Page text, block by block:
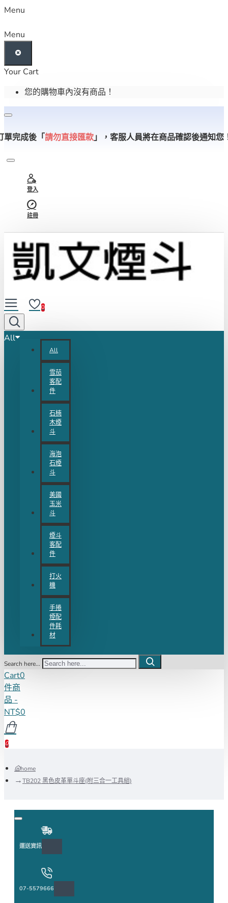
Menu
Menu
Your Cart
您的購物車內沒有商品！
單完成後「請勿直接匯款 」， 客服人員將在商品確認後通知您
登入
註冊
0
All
All
雪茄
客配
件
石楠
木煙
斗
海泡
石煙
斗
美國
玉米
斗
煙斗
客配
件
打火
機
手捲
煙配
件耗
材
Search here...
Cart0
件商
品 -
NT$0
0
home
TB202 黑色皮革單斗座(附三合一工具組)
運送資訊
07-5579666